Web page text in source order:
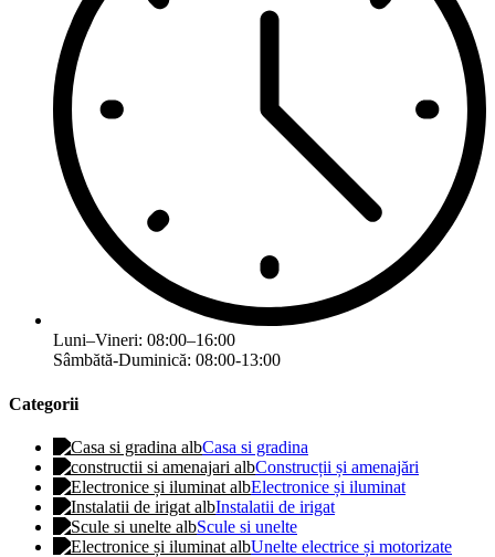
Luni–Vineri: 08:00–16:00
Sâmbătă-Duminică: 08:00-13:00
Categorii
Casa si gradina
Construcții și amenajări
Electronice și iluminat
Instalatii de irigat
Scule si unelte
Unelte electrice și motorizate